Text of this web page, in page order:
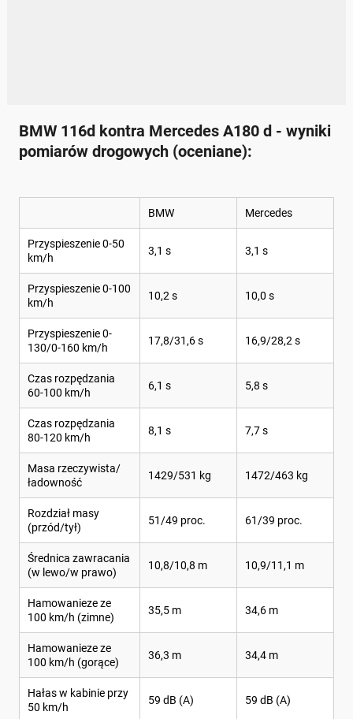
BMW 116d kontra Mercedes A180 d - wyniki
pomiarów drogowych (oceniane):
BMW Mercedes
Przyspieszenie 0-50
km/h
3,1 s 3,1 s
Przyspieszenie 0-100
km/h
10,2 s 10,0 s
Przyspieszenie 0-
130/0-160 km/h
17,8/31,6 s 16,9/28,2 s
Czas rozpędzania
60-100 km/h
6,1 s 5,8 s
Czas rozpędzania
80-120 km/h
8,1 s 7,7 s
Masa rzeczywista/
ładowność
1429/531 kg 1472/463 kg
Rozdział masy
(przód/tył)
51/49 proc. 61/39 proc.
Średnica zawracania
(w lewo/w prawo)
10,8/10,8 m 10,9/11,1 m
Hamowanieze ze
100 km/h (zimne)
35,5 m 34,6 m
Hamowanieze ze
100 km/h (gorące)
36,3 m 34,4 m
Hałas w kabinie przy
50 km/h
59 dB (A) 59 dB (A)